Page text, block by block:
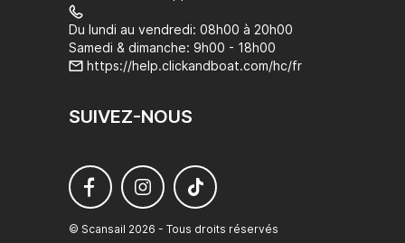
Du lundi au vendredi: 08h00 à 20h00
Samedi & dimanche: 9h00 - 18h00
https://help.clickandboat.com/hc/fr
SUIVEZ-NOUS
© Scansail 2026 - Tous droits réservés